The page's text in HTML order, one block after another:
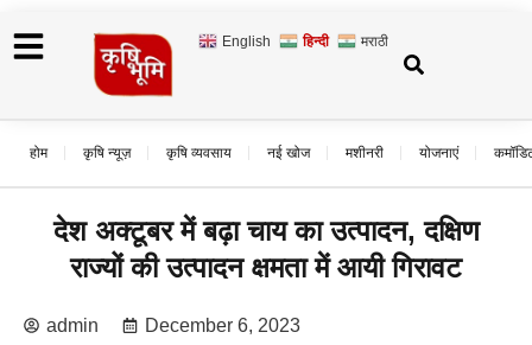
English हिन्दी मराठी
होम कृषि न्यूज़ कृषि व्यवसाय नई खोज मशीनरी योजनाएं
देश अक्टूबर में बढ़ा चाय का उत्पादन, दक्षिण
राज्यों की उत्पादन क्षमता में आयी गिरावट
admin December 6, 2023